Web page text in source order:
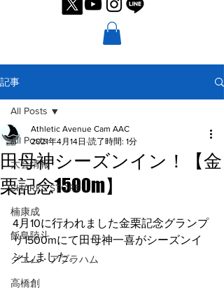
記事
All Posts
大会情報
SHARKS STORE
楠康成
飯島陸斗
グエム・アブラハム
高橋創
All Posts
田母神シーズンイン！【金
栗記念1500m】
Athletic Avenue Cam AAC
2021年4月14日 読了時間: 1分
4月10に行われました金栗記念グランプ
リ1500mにて田母神一喜がシーズンイ
ンしました。